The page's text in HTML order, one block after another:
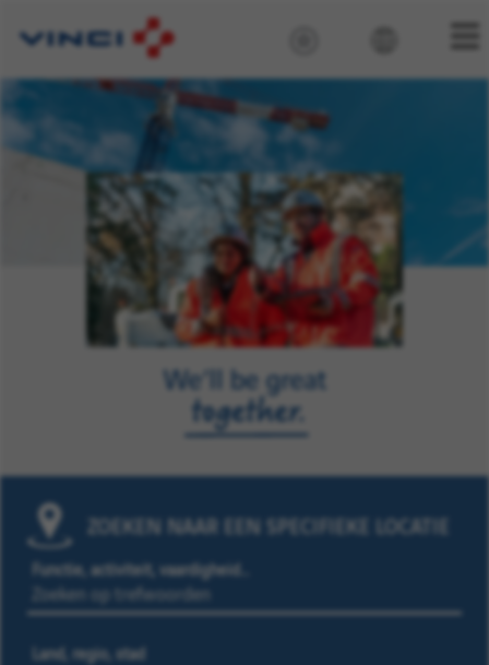
ZOEKEN NAAR EEN SPECIFIEKE LOCATIE
Functie, activiteit, vaardigheid…
Land, regio, stad